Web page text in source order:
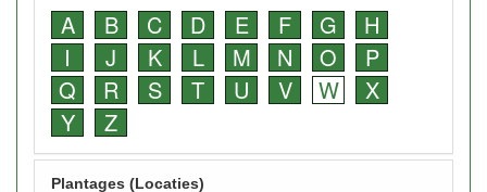
A B C D E F G
H
I
J K L M N O
P
Q
R S T U V W
X
Y
Z
Plantages (Locaties)